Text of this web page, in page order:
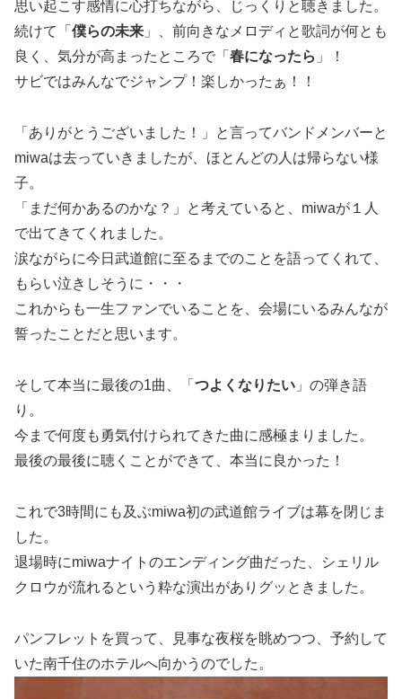
思い起こす感情に心打ちながら、じっくりと聴きました。
続けて「 僕らの未来 」、前向きなメロディと歌詞が何とも
良く、気分が高まったところで「 春になったら 」！
サビではみんなでジャンプ！楽しかったぁ！！
「ありがとうございました！」と言ってバンドメンバーと
miwaは去っていきましたが、ほとんどの人は帰らない様
子。
「まだ何かあるのかな？」と考えていると、miwaが１人
で出てきてくれました。
涙ながらに今日武道館に至るまでのことを語ってくれて、
もらい泣きしそうに・・・
これからも一生ファンでいることを、会場にいるみんなが
誓ったことだと思います。
そして本当に最後の1曲、「 つよくなりたい 」の弾き語
り。
今まで何度も勇気付けられてきた曲に感極まりました。
最後の最後に聴くことができて、本当に良かった！
これで3時間にも及ぶmiwa初の武道館ライブは幕を閉じま
した。
退場時にmiwaナイトのエンディング曲だった、シェリル
クロウが流れるという粋な演出がありグッときました。
パンフレットを買って、見事な夜桜を眺めつつ、予約して
いた南千住のホテルへ向かうのでした。